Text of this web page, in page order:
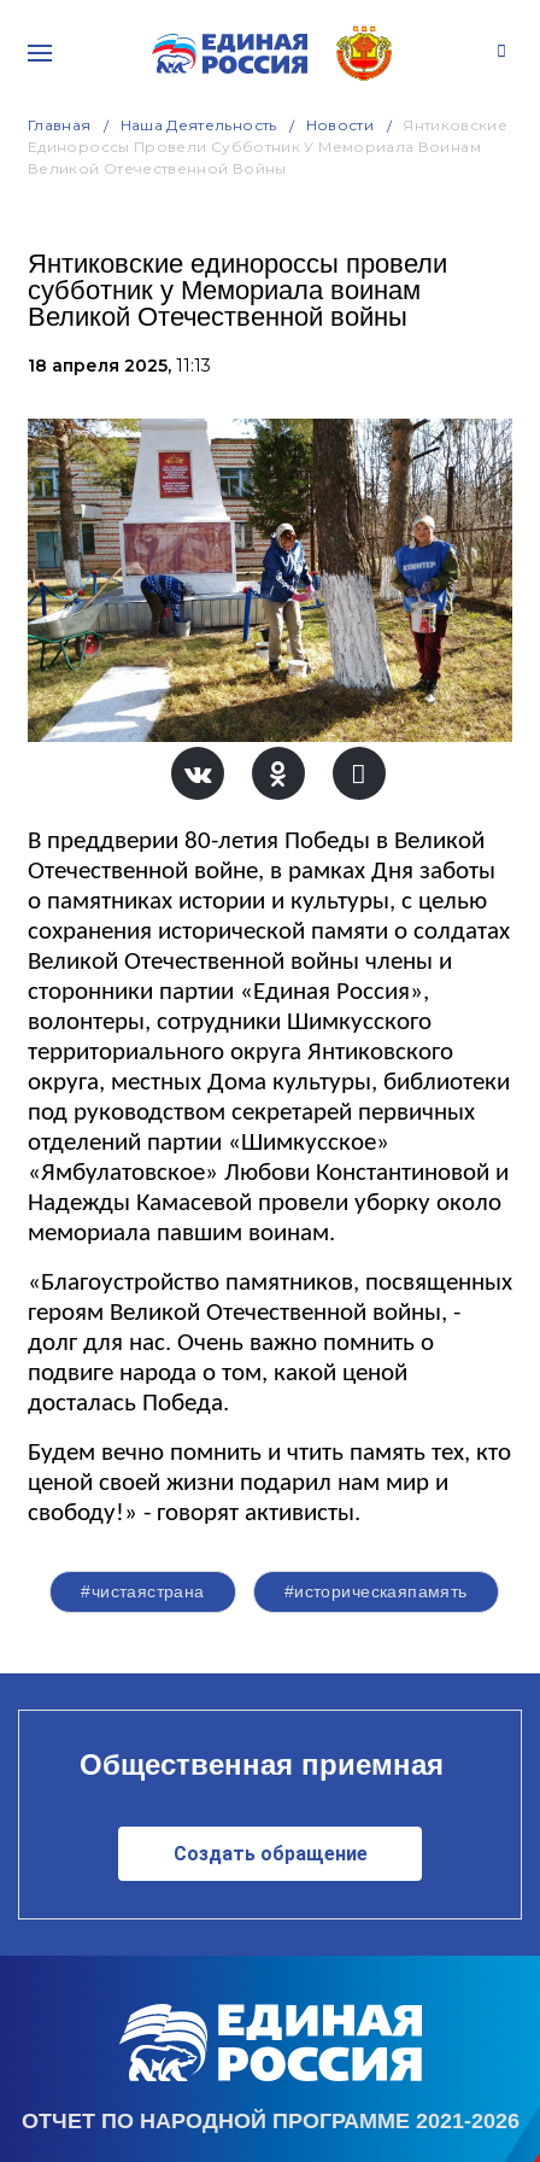
Главная Наша Деятельность Новости
Янтиковские
Единороссы Провели Субботник У Мемориала Воинам
Великой Отечественной Войны
Янтиковские единороссы провели
субботник у Мемориала воинам
Великой Отечественной войны
18 апреля 2025, 11:13
В преддверии 80-летия Победы в Великой
Отечественной войне, в рамках Дня заботы
о памятниках истории и культуры, с целью
сохранения исторической памяти о солдатах
Великой Отечественной войны члены и
сторонники партии «Единая Россия»,
волонтеры, сотрудники Шимкусского
территориального округа Янтиковского
округа, местных Дома культуры, библиотеки
под руководством секретарей первичных
отделений партии «Шимкусское»
«Ямбулатовское» Любови Константиновой и
Надежды Камасевой провели уборку около
мемориала павшим воинам.
«Благоустройство памятников, посвященных
героям Великой Отечественной войны, -
долг для нас. Очень важно помнить о
подвиге народа о том, какой ценой
досталась Победа.
Будем вечно помнить и чтить память тех, кто
ценой своей жизни подарил нам мир и
свободу!» - говорят активисты.
#чистаястрана #историческаяпамять
Общественная приемная
Создать обращение
ОТЧЕТ ПО НАРОДНОЙ ПРОГРАММЕ 2021-2026